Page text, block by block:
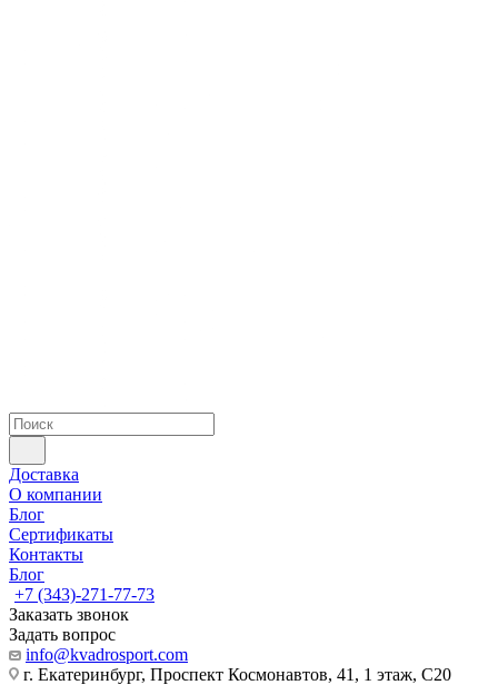
Доставка
О компании
Блог
Сертификаты
Контакты
Блог
+7 (343)-271-77-73
Заказать звонок
Задать вопрос
info@kvadrosport.com
г. Екатеринбург, Проспект Космонавтов, 41, 1 этаж, С20